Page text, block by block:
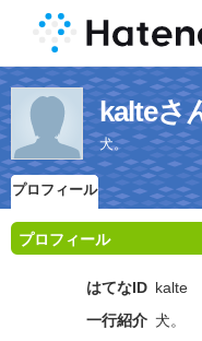
kalteさ
犬。
プロフィール
プロフィール
はてなID kalte
一行紹介 犬。